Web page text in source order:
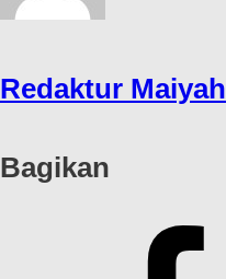
Redaktur Maiyah
Bagikan